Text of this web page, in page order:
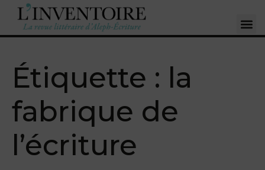
Étiquette : la
fabrique de
l’écriture